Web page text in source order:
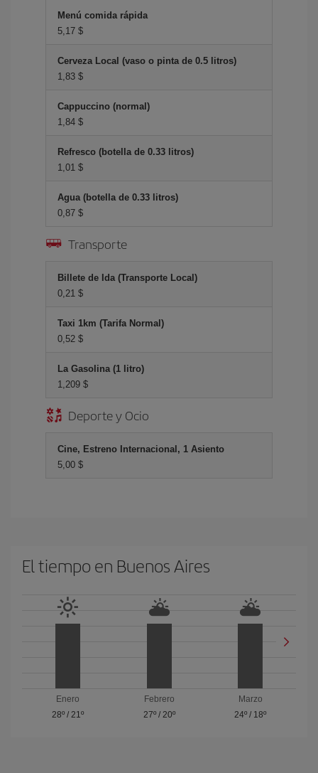
Menú comida rápida
5,17 $
Cerveza Local (vaso o pinta de 0.5 litros)
1,83 $
Cappuccino (normal)
1,84 $
Refresco (botella de 0.33 litros)
1,01 $
Agua (botella de 0.33 litros)
0,87 $
Transporte
Billete de Ida (Transporte Local)
0,21 $
Taxi 1km (Tarifa Normal)
0,52 $
La Gasolina (1 litro)
1,209 $
Deporte y Ocio
Cine, Estreno Internacional, 1 Asiento
5,00 $
El tiempo en Buenos Aires
Enero
28º/ 21º
Febrero
27º/ 20º
Marzo
24º / 18º